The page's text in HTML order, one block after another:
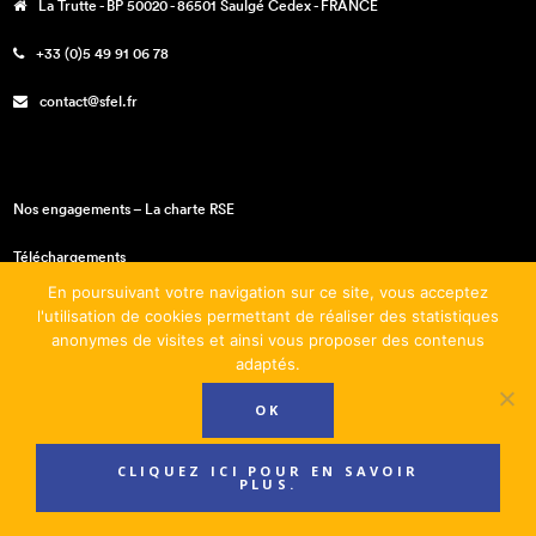
La Trutte - BP 50020 - 86501 Saulgé Cedex - FRANCE
+33 (0)5 49 91 06 78
contact@sfel.fr
Nos engagements – La charte RSE
Téléchargements
Mentions légales
Conditions générales de vente
En poursuivant votre navigation sur ce site, vous acceptez
l'utilisation de cookies permettant de réaliser des statistiques
anonymes de visites et ainsi vous proposer des contenus
adaptés.
OK
CLIQUEZ ICI POUR EN SAVOIR
PLUS.